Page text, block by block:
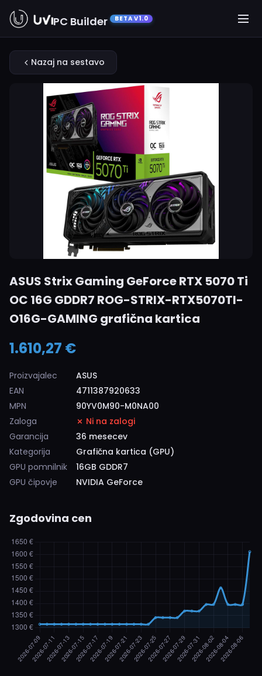
PC Builder BETA V1.0
Nazaj na sestavo
ASUS Strix Gaming GeForce RTX 5070 Ti
OC 16G GDDR7 ROG-STRIX-RTX5070TI-
O16G-GAMING grafična kartica
1.610,27 €
Proizvajalec
ASUS
EAN
4711387920633
MPN
90YV0M90-M0NA00
Zaloga
Ni na zalogi
Garancija
36 mesecev
Kategorija
Grafična kartica (GPU)
GPU pomnilnik
16GB GDDR7
GPU čipovje
NVIDIA GeForce
Zgodovina cen